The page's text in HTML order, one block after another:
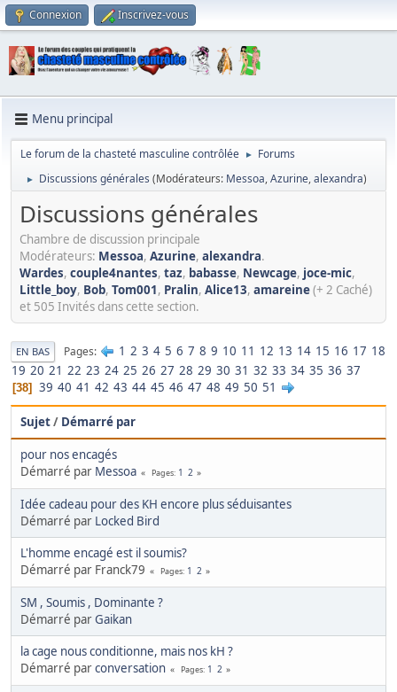
Connexion Inscrivez-vous
Menu principal
Le forum de la chasteté masculine contrôlée ► Forums
► Discussions générales (Modérateurs: Messoa,Azurine,alexandra)
Discussions générales
Chambre de discussion principale
Modérateurs: Messoa, Azurine, alexandra.
Wardes, couple4nantes, taz, babasse, Newcage, joce-mic,
Little_boy, Bob, Tom001, Pralin, Alice13, amareine(+ 2 Caché)
et 505 Invités dans cette section.
EN BAS Pages 1 2 3 4 5 6 7 8 9 10 11 12 13 14 15 16 17 18
19 20 21 22 23 24 25 26 27 28 29 30 31 32 33 34 35 36 37
38 39 40 41 42 43 44 45 46 47 48 49 50 51
Sujet/ Démarré par
pour nos encagés
Démarré par Messoa Pages 1 2
Idée cadeau pour des KH encore plus séduisantes
Démarré par Locked Bird
L'homme encagé est il soumis?
Démarré par Franck79
Pages 1 2
SM , Soumis , Dominante ?
Démarré parGaikan
la cage nous conditionne, mais nos kH ?
Démarré parconversation Pages 1 2